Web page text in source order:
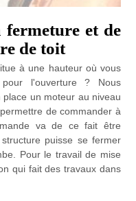
et de
de toit
à une hauteur où vous
l'ouverture ? Nous
un moteur au niveau
de commander à
va de ce fait être
puisse se fermer
Pour le travail de mise
qui fait des travaux dans